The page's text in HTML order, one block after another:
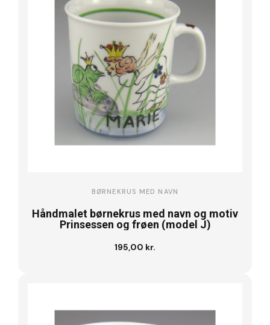
BØRNEKRUS MED NAVN
Håndmalet børnekrus med navn og motiv
Prinsessen og frøen (model J)
195,00 kr.
Se vare